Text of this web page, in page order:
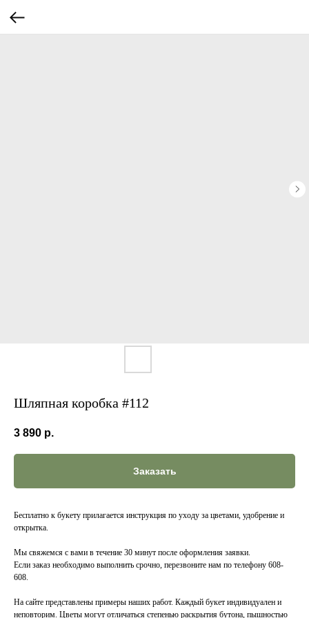
Шляпная коробка #112
3 890 р.
Заказать
Бесплатно к букету прилагается инструкция по уходу за цветами, удобрение и
открытка.
Мы свяжемся с вами в течение 30 минут после оформления заявки.
Если заказ необходимо выполнить срочно, перезвоните нам по телефону 608-
608.
На сайте представлены примеры наших работ. Каждый букет индивидуален и
неповторим. Цветы могут отличаться степенью раскрытия бутона, пышностью